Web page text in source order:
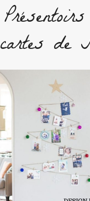
cartes de